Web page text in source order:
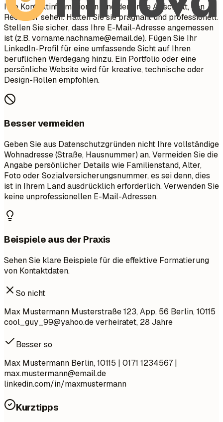
Ihre Kontaktinformationen sind der erste Abschnitt, den
Recruiter sehen. Halten Sie sie prägnant und professionell.
Stellen Sie sicher, dass Ihre E-Mail-Adresse angemessen
ist (z.B.vorname.nachname@email.de). Fügen Sie Ihr
LinkedIn-Profil für eine umfassende Sicht auf Ihren
beruflichen Werdegang hinzu. Ein Portfolio oder eine
persönliche Website wird für kreative, technische oder
Design-Rollen empfohlen.
Besser vermeiden
Geben Sie aus Datenschutzgründen nicht Ihre vollständige
Wohnadresse (Straße, Hausnummer) an. Vermeiden Sie die
Angabe persönlicher Details wie Familienstand, Alter,
Foto oder Sozialversicherungsnummer, es sei denn, dies
ist in Ihrem Land ausdrücklich erforderlich. Verwenden Sie
keine unprofessionellen E-Mail-Adressen.
Beispiele aus der Praxis
Sehen Sie klare Beispiele für die effektive Formatierung
von Kontaktdaten.
So nicht
Max Mustermann Musterstraße 123, App. 56 Berlin, 10115
cool_guy_99@yahoo.deverheiratet, 28 Jahre
Besser so
Max Mustermann Berlin, 10115 | 0171 1234567 |
max.mustermann@email.de
linkedin.com/in/maxmustermann
Kurztipps